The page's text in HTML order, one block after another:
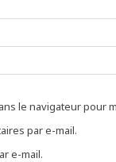
le navigateur pour
par e-mail.
e-mail.